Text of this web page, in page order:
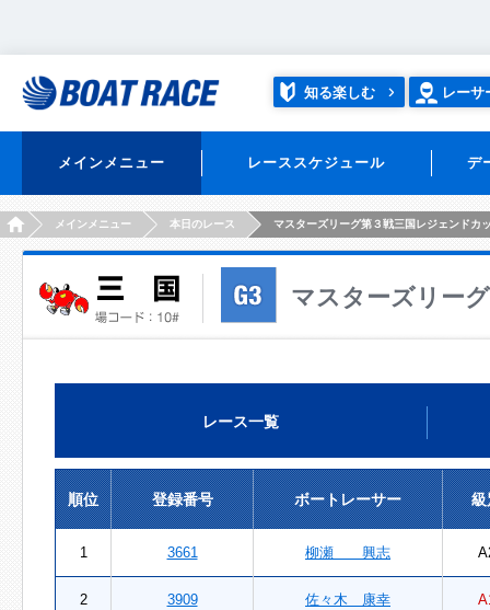
知る楽しむ レーサ
メインメニュー レーススケジュール デ
HOMEメインメニュー 本日のレース マスターズリーグ第３戦三国レジェンドカ
マスターズリー
レース一覧
順位 登録番号 ボートレーサー 級
1 3661 柳瀬 興志
2 3909 佐々木 康幸